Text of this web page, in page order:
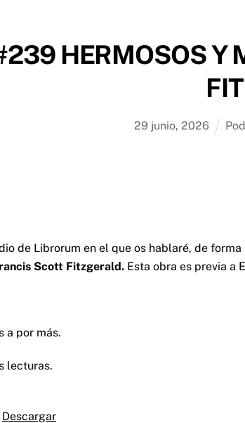
HERMOSOS Y
29 junio,2026
de Librorum en el que os hablaré, de
Scott Fitzgerald. Esta obra es previa a
a por más.
lecturas.
Descargar